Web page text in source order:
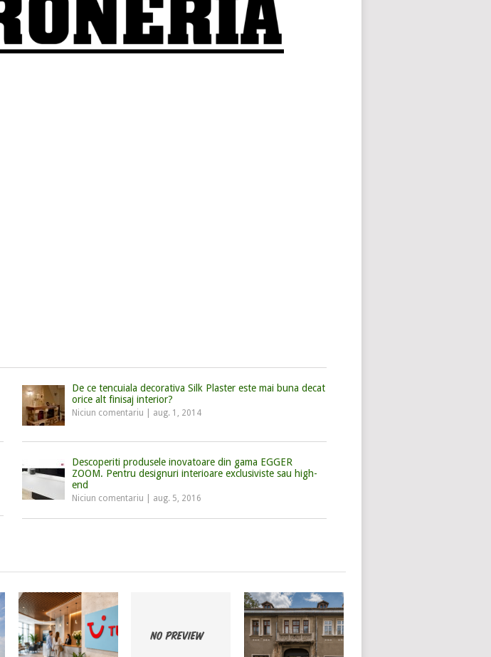
De ce tencuiala decorativa Silk Plaster este mai buna decat
orice alt finisaj interior?
Niciun comentariu aug. 1, 2014
Descoperiti produsele inovatoare din gama EGGER
ZOOM. Pentru designuri interioare exclusiviste sau high-
end
Niciun comentariu aug. 5, 2016